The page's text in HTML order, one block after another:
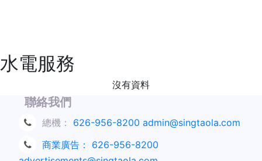
水電服務
沒有資料
聯絡我們
總機： 626-956-8200 admin@singtaola.com
商業廣告：
626-956-8200